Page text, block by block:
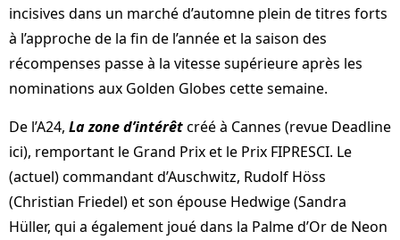
incisives dans un marché d’automne plein de titres forts
à l’approche de la fin de l’année et la saison des
récompenses passe à la vitesse supérieure après les
nominations aux Golden Globes cette semaine.
De l’A24, La zone d’intérêtcréé à Cannes (revue Deadline
ici), remportant le Grand Prix et le Prix FIPRESCI. Le
(actuel) commandant d’Auschwitz, Rudolf Höss
(Christian Friedel) et son épouse Hedwige (Sandra
Hüller, qui a également joué dans la Palme d’Or de Neon